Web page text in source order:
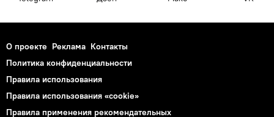
О проекте Реклама Контакты
Политика конфиденциальности
Правила использования
Правила использования «cookie»
Правила применения рекомендательных